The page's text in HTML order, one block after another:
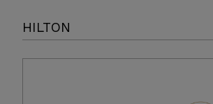
HILTON